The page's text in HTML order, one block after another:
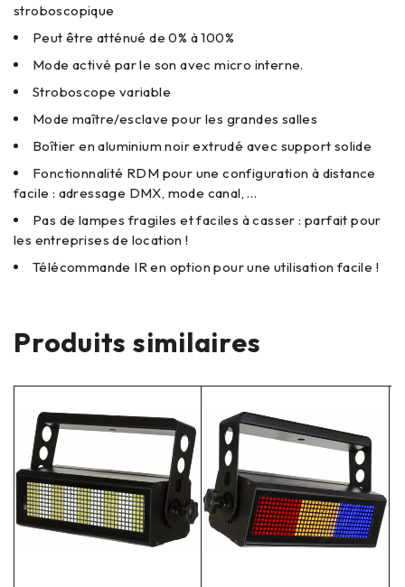
stroboscopique
Peut être atténué de 0% à 100%
Mode activé par le son avec micro interne.
Stroboscope variable
Mode maître/esclave pour les grandes salles
Boîtier en aluminium noir extrudé avec support solide
Fonctionnalité RDM pour une configuration à distance
facile : adressage DMX, mode canal, …
Pas de lampes fragiles et faciles à casser : parfait pour
les entreprises de location !
Télécommande IR en option pour une utilisation facile !
Produits similaires